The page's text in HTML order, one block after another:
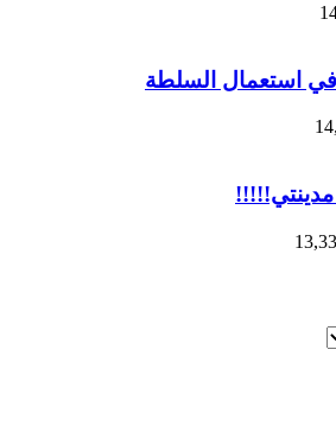
استعمال السلطة